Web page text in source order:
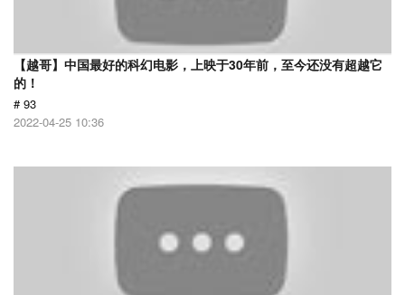
【越哥】中国最好的科幻电影，上映于30年前，至今还没有超越它
的！
# 93
2022-04-25 10:36